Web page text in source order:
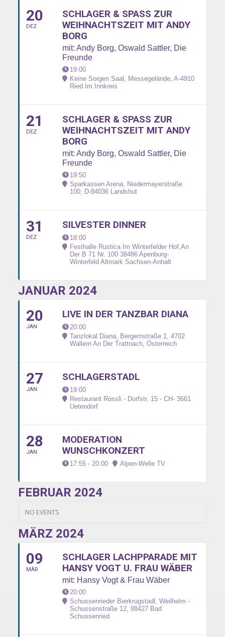
20
DEZ
SCHLAGER & SPASS ZUR W
EIHNACHTSZEIT MIT ANDY B
ORG
mit: Andy Borg, Oswald Sattler, Die
Freunde
19:00
Keine Sorgen Saal, Messegelände, A-4910
Ried Im Innkreis
21
DEZ
SCHLAGER & SPASS ZUR W
EIHNACHTSZEIT MIT ANDY B
ORG
mit: Andy Borg, Oswald Sattler, Die
Freunde
19:50
Sparkassen Arena, Niedermayerstraße
100, D-84036 Landshut
31
DEZ
SILVESTER DINNER
18:00
Festhalle Rustica Im Winterfelder Hof,An
Der B 71 Nr. 100 38486 Apenburg-
Winterfeld Altmark Sachsen-Anhalt
JANUAR 2024
20
JAN
LIVE IN DER TANZBAR DIANA
20:00
Tanzlokal Diana, Bergernstraße 1, 4702
Wallern An Der Trattnach, Österreich
27
JAN
SCHLAGERSTADL
19:00
Restaurant Rössli - Dorfstr. 15 - CH- 3661
Uetendorf
28
JAN
MODERATION
WUNSCHKONZERT
17:55 - 20:00 Alpen-Welle TV
FEBRUAR 2024
NO EVENTS
MÄRZ 2024
09
MÄR
SCHLAGER LACHPPARADE MIT
HANSY VOGT U. FRAU WÄBER
mit: Hansy Vogt & Frau Wäber
20:00
Schussenrieder Bierkrugstadl, Weilhelm -
Schussenstraße 12, 88427 Bad
Schussenried